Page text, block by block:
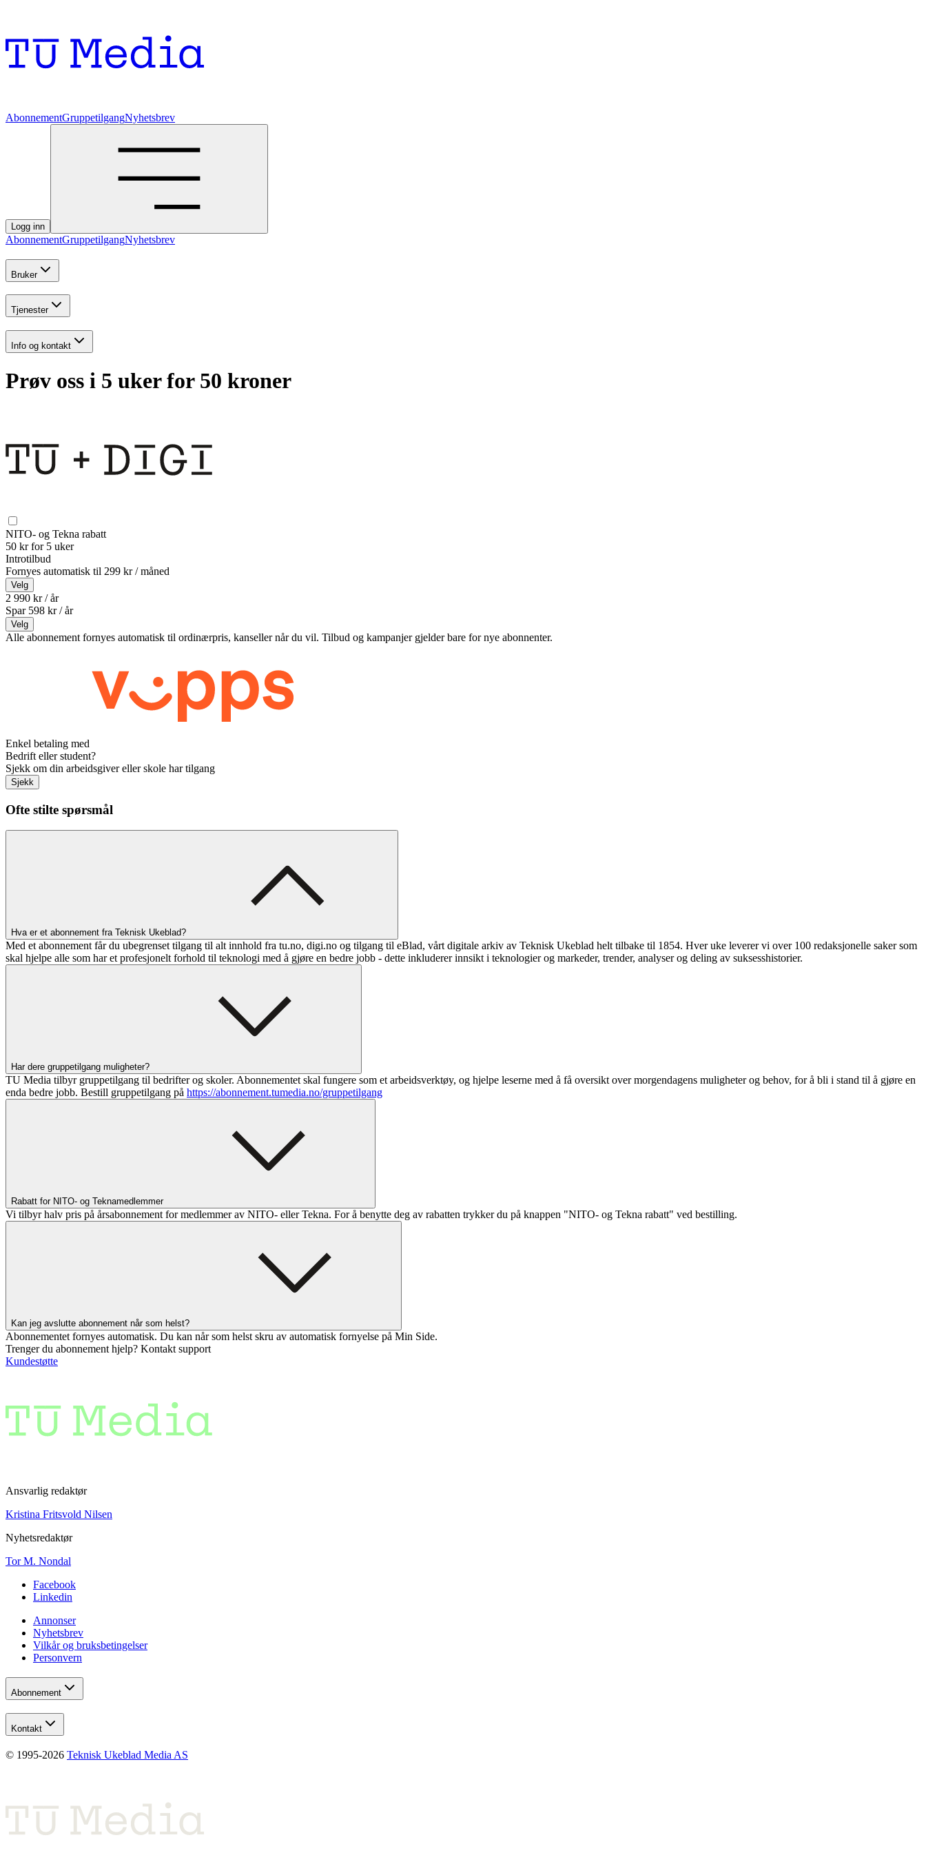
AbonnementGruppetilgangNyhetsbrev
Logg inn
AbonnementGruppetilgangNyhetsbrev
Bruker
Tjenester
Info og kontakt
Prøv oss i 5 uker for 50 kroner
NITO- og Tekna rabatt
50 kr for 5 uker
Introtilbud
Fornyes automatisk til 299 kr / måned
Velg
2 990 kr / år
Spar 598 kr /år
Velg
Alle abonnement fornyes automatisk til ordinærpris, kanseller når du vil. Tilbud og kampanjer gjelder bare for nye abonnenter.
Enkel betaling med
Bedrift eller student?
Sjekk om din arbeidsgiver eller skole har tilgang
Sjekk
Ofte stilte spørsmål
Hva er et abonnement fra Teknisk Ukeblad?
Med et abonnement får du ubegrenset tilgang til alt innhold fra tu.no, digi.no og tilgang til eBlad, vårt digitale arkiv av Teknisk Ukeblad helt tilbake til 1854. Hver uke leverer vi over 100 redaksjonelle saker som
skal hjelpe alle som har et profesjonelt forhold til teknologi med å gjøre en bedre jobb - dette inkluderer innsikt i teknologier og markeder, trender, analyser og deling av suksesshistorier.
Har dere gruppetilgang muligheter?
TU Media tilbyr gruppetilgang til bedrifter og skoler. Abonnementet skal fungere som et arbeidsverktøy, og hjelpe leserne med å få oversikt over morgendagens muligheter og behov, for å bli i stand til å gjøre en
enda bedre jobb. Bestill gruppetilgang på https://abonnement.tumedia.no/gruppetilgang
Rabatt for NITO- og Teknamedlemmer
Vi tilbyr halv pris på årsabonnement for medlemmer av NITO- eller Tekna. For å benytte deg av rabatten trykker du på knappen "NITO- og Tekna rabatt" ved bestilling.
Kan jeg avslutte abonnement når som helst?
Abonnementet fornyes automatisk. Du kan når som helst skru av automatisk fornyelse på Min Side.
Trenger du abonnement hjelp? Kontakt support
Kundestøtte
Ansvarlig redaktør
Kristina Fritsvold Nilsen
Nyhetsredaktør
Tor M. Nondal
Facebook
Linkedin
Annonser
Nyhetsbrev
Vilkår og bruksbetingelser
Personvern
Abonnement
Kontakt
© 1995-2026 Teknisk Ukeblad Media AS